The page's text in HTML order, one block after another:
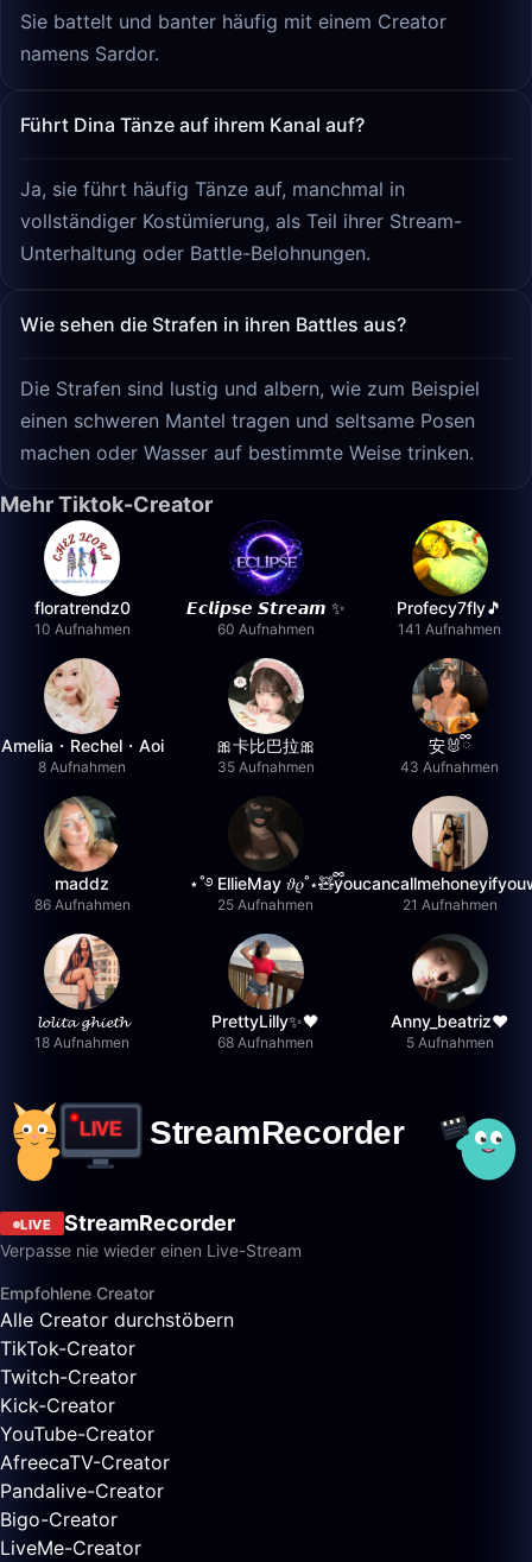
Sie battelt und banter häufig mit einem Creator
namens Sardor.
Führt Dina Tänze auf ihrem Kanal auf?
Ja, sie führt häufig Tänze auf, manchmal in
vollständiger Kostümierung, als Teil ihrer Stream-
Unterhaltung oder Battle-Belohnungen.
Wie sehen die Strafen in ihren Battles aus?
Die Strafen sind lustig und albern, wie zum Beispiel
einen schweren Mantel tragen und seltsame Posen
machen oder Wasser auf bestimmte Weise trinken.
Mehr Tiktok-Creator
floratrendz0
10 Aufnahmen
𝙀𝙘𝙡𝙞𝙥𝙨𝙚 𝙎𝙩𝙧𝙚𝙖𝙢 ✨
60 Aufnahmen
Profecy7fly🎵
141 Aufnahmen
Amelia・Rechel・Aoi
8 Aufnahmen
🎀卡比巴拉🎀
35 Aufnahmen
安🐰ྀི
43 Aufnahmen
maddz
86 Aufnahmen
⋆˚࿔ EllieMay 𝜗𝜚˚⋆🧸ྀི
25 Aufnahmen 21 Aufnahmen
𝓵𝓸𝓵𝓲𝓽𝓪 𝓰𝓱𝓲𝓮𝓽𝓱
18 Aufnahmen
PrettyLilly✨🖤
68 Aufnahmen
Anny_beatriz❤️
5 Aufnahmen
LIVE StreamRecorder
Verpasse nie wieder einen Live-Stream
Empfohlene Creator
Alle Creator durchstöbern
TikTok-Creator
Twitch-Creator
Kick-Creator
YouTube-Creator
AfreecaTV-Creator
Pandalive-Creator
Bigo-Creator
LiveMe-Creator